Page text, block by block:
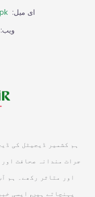
ای میل:
ویب:
ہم کشمیر ڈیجیٹل کی
جرات مندانہ صحافت
اور متاثر رکھے۔ ہم
پہنچاتے ہیں, ایسی